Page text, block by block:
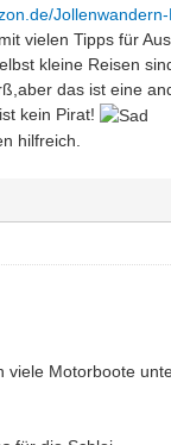
vielen Tipps für
kleine Reisen
das ist eine
kein Pirat!
hilfreich.
viele Motorboote